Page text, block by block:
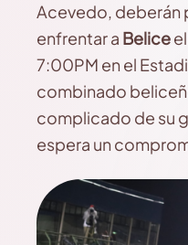
Acevedo, deberán
enfrentar a Belice
7:00PM en el
combinado
complicado de su
espera un